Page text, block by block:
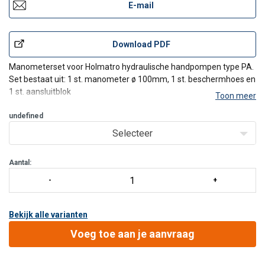
E-mail
Download PDF
Manometerset voor Holmatro hydraulische handpompen type PA.
Set bestaat uit: 1 st. manometer ø 100mm, 1 st. beschermhoes en
1 st. aansluitblok
Wijzer gedempt met glycerine
Toon meer
undefined
Selecteer
Aantal:
Bekijk alle varianten
Voeg toe aan je aanvraag